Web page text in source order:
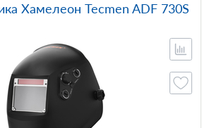
Хамелеон Tecmen ADF 730S